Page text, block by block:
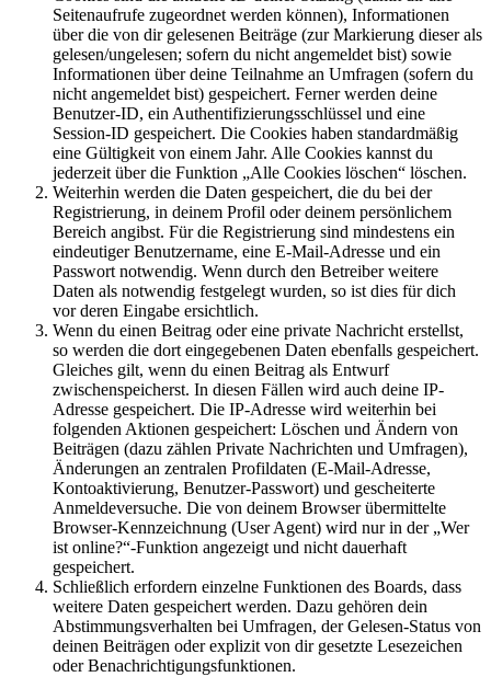
Seitenaufrufe zugeordnet werden können), Informationen
über die von dir gelesenen Beiträge (zur Markierung dieser als
gelesen/ungelesen; sofern du nicht angemeldet bist) sowie
Informationen über deine Teilnahme an Umfragen (sofern du
nicht angemeldet bist) gespeichert. Ferner werden deine
Benutzer-ID, ein Authentifizierungsschlüssel und eine
Session-ID gespeichert. Die Cookies haben standardmäßig
eine Gültigkeit von einem Jahr. Alle Cookies kannst du
jederzeit über die Funktion „Alle Cookies löschen“ löschen.
Weiterhin werden die Daten gespeichert, die du bei der
Registrierung, in deinem Profil oder deinem persönlichem
Bereich angibst. Für die Registrierung sind mindestens ein
eindeutiger Benutzername, eine E-Mail-Adresse und ein
Passwort notwendig. Wenn durch den Betreiber weitere
Daten als notwendig festgelegt wurden, so ist dies für dich
vor deren Eingabe ersichtlich.
Wenn du einen Beitrag oder eine private Nachricht erstellst,
so werden die dort eingegebenen Daten ebenfalls gespeichert.
Gleiches gilt, wenn du einen Beitrag als Entwurf
zwischenspeicherst. In diesen Fällen wird auch deine IP-
Adresse gespeichert. Die IP-Adresse wird weiterhin bei
folgenden Aktionen gespeichert: Löschen und Ändern von
Beiträgen (dazu zählen Private Nachrichten und Umfragen),
Änderungen an zentralen Profildaten (E-Mail-Adresse,
Kontoaktivierung, Benutzer-Passwort) und gescheiterte
Anmeldeversuche. Die von deinem Browser übermittelte
Browser-Kennzeichnung (User Agent) wird nur in der „Wer
ist online?“-Funktion angezeigt und nicht dauerhaft
gespeichert.
Schließlich erfordern einzelne Funktionen des Boards, dass
weitere Daten gespeichert werden. Dazu gehören dein
Abstimmungsverhalten bei Umfragen, der Gelesen-Status von
deinen Beiträgen oder explizit von dir gesetzte Lesezeichen
oder Benachrichtigungsfunktionen.